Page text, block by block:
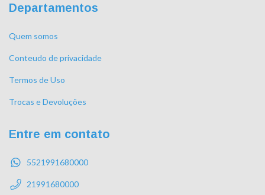
Departamentos
Quem somos
Conteudo de privacidade
Termos de Uso
Trocas e Devoluções
Entre em contato
5521991680000
21991680000